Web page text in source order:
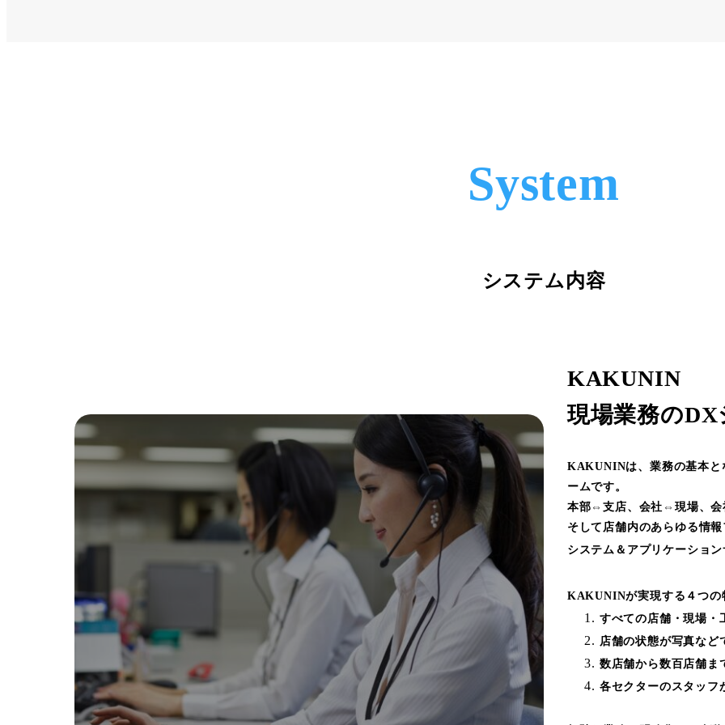
System
システム内容
KAKUNIN
現場業務の
KAKUNINは、業務の基本と
ームです。
本部⇔支店、会社⇔現場、
そして店舗内のあらゆる情
システム＆アプリケーショ
KAKUNINが実現する４つの
すべての店舗・現場・
店舗の状態が写真など
数店舗から数百店舗ま
各セクターのスタッフ